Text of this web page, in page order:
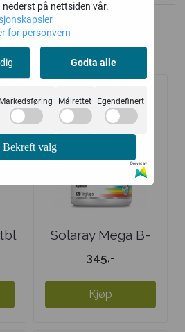
kjøpte også
Solaray Mega B-
stress Ekstra ...
345,-
Kjøp
nederst på nettsiden vår.
for personvern
Godta alle
Markedsføring Målrettet Egendefinert
Bekreft valg
Drevet av